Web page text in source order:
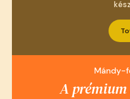
Mándy-
A prémium